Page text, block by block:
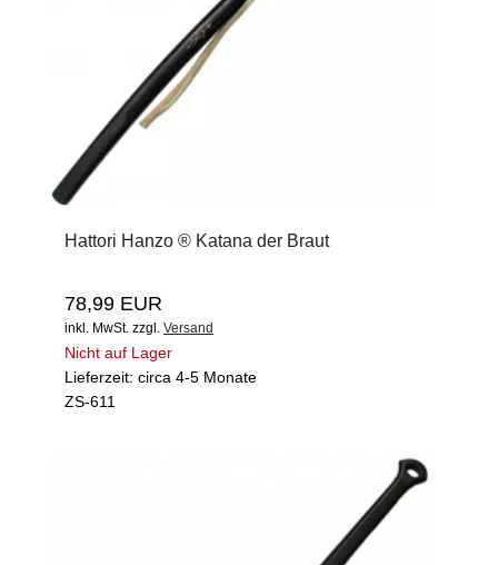
Hattori Hanzo ® Katana der Braut
78,99 EUR
inkl. MwSt. zzgl. Versand
Nicht auf Lager
Lieferzeit: circa 4-5 Monate
ZS-611